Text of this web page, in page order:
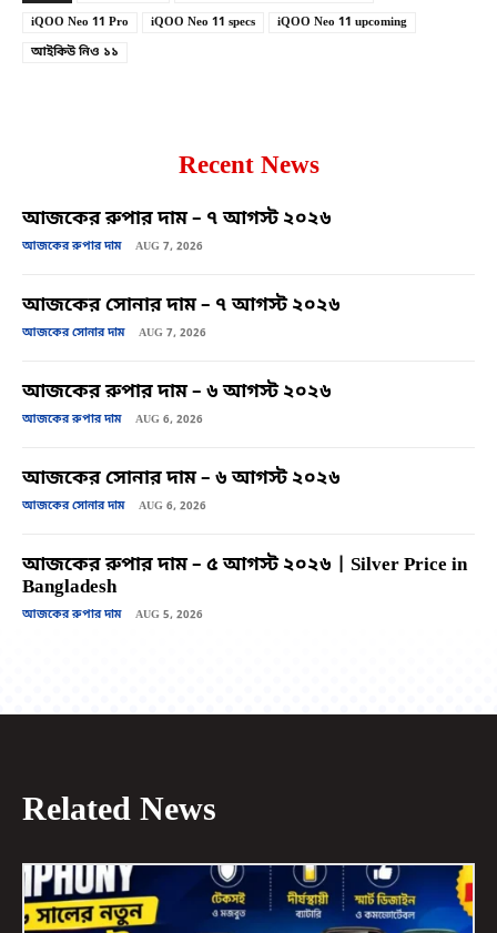
iQOO Neo 11 Pro
iQOO Neo 11 specs
iQOO Neo 11 upcoming
আইকিউ নিও ১১
Recent News
আজকের রুপার দাম – ৭ আগস্ট ২০২৬
আজকের রুপার দাম AUG 7, 2026
আজকের সোনার দাম – ৭ আগস্ট ২০২৬
আজকের সোনার দাম AUG 7, 2026
আজকের রুপার দাম – ৬ আগস্ট ২০২৬
আজকের রুপার দাম AUG 6, 2026
আজকের সোনার দাম – ৬ আগস্ট ২০২৬
আজকের সোনার দাম AUG 6, 2026
আজকের রুপার দাম – ৫ আগস্ট ২০২৬ | Silver Price in
Bangladesh
আজকের রুপার দাম AUG 5, 2026
Related News